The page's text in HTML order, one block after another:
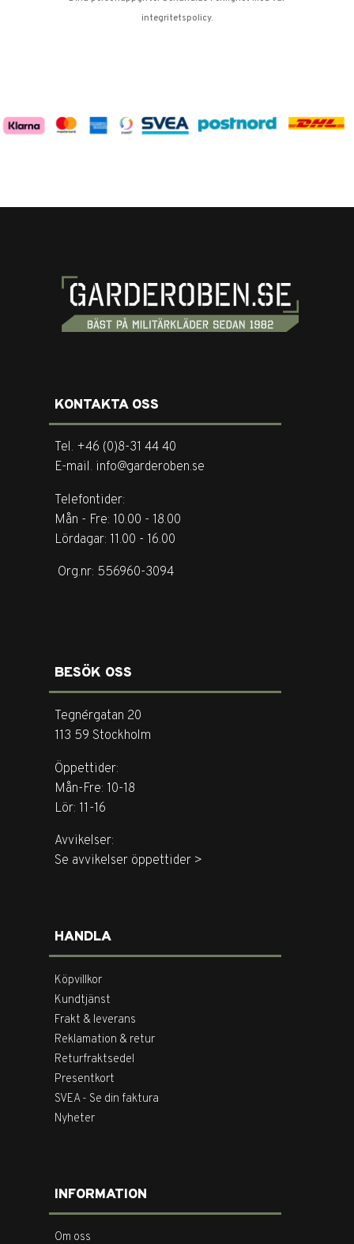
integritetspolicy.
KONTAKTA OSS
Tel. +46 (0)8-31 44 40
E-mail. info@garderoben.se
Telefontider:
Mån - Fre: 10.00 - 18.00
Lördagar: 11.00 - 16.00
Org.nr: 556960-3094
BESÖK OSS
Tegnérgatan 20
113 59 Stockholm
Öppettider:
Mån-Fre: 10-18
Lör: 11-16
Avvikelser:
Se avvikelser öppettider >
HANDLA
Köpvillkor
Kundtjänst
Frakt & leverans
Reklamation & retur
Returfraktsedel
Presentkort
SVEA - Se din faktura
Nyheter
INFORMATION
Om oss